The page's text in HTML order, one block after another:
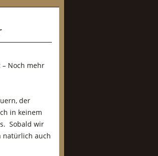
Noch mehr
der
in keinem
Sobald wir
natürlich auch